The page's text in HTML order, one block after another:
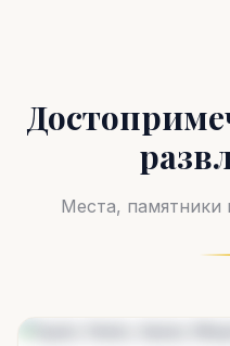
Места, памятники